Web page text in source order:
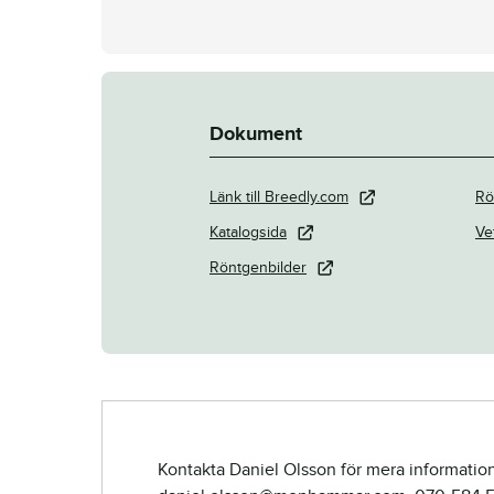
Dokument
Länk till Breedly.com
Katalogsida
Röntgenbilder
Kontakta Daniel Olsson för mera